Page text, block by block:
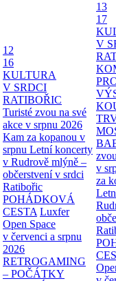
12
16
KULTURA
V SRDCI
RATIBOŘIC
Turisté zvou na své
akce v srpnu 2026
Kam za kopanou v
srpnu Letní koncerty
v Rudrově mlýně –
občerstvení v srdci
Ratibořic
POHÁDKOVÁ
CESTA Luxfer
Open Space
v červenci a srpnu
2026
RETROGAMING
– POČÁTKY
13
17
V
v
za